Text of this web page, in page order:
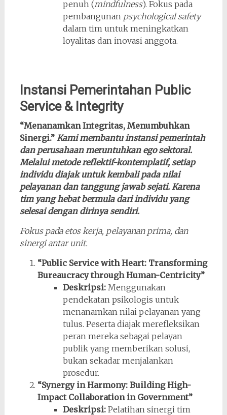
penuh (mindfulness). Fokus pada
pembangunan psychological safety
dalam tim untuk meningkatkan
loyalitas dan inovasi anggota.
Instansi Pemerintahan Public
Service & Integrity
“Menanamkan Integritas, Menumbuhkan
Sinergi.” Kami membantu instansi pemerintah
dan perusahaan meruntuhkan ego sektoral.
Melalui metode reflektif-kontemplatif, setiap
individu diajak untuk kembali pada nilai
pelayanan dan tanggung jawab sejati. Karena
tim yang hebat bermula dari individu yang
selesai dengan dirinya sendiri.
Fokus pada etos kerja, pelayanan prima, dan
sinergi antar unit.
“Public Service with Heart: Transforming
Bureaucracy through Human-Centricity”
Deskripsi:Menggunakan
pendekatan psikologis untuk
menanamkan nilai pelayanan yang
tulus. Peserta diajak merefleksikan
peran mereka sebagai pelayan
publik yang memberikan solusi,
bukan sekadar menjalankan
prosedur.
“Synergy in Harmony: Building High-
Impact Collaboration in Government”
Deskripsi:Pelatihan sinergi tim